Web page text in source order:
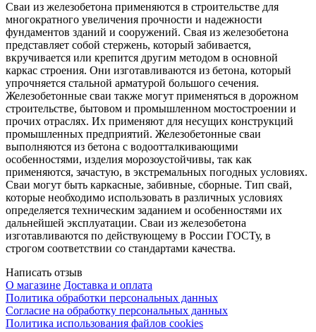
Сваи из железобетона применяются в строительстве для
многократного увеличения прочности и надежности
фундаментов зданий и сооружений. Свая из железобетона
представляет собой стержень, который забивается,
вкручивается или крепится другим методом в основной
каркас строения. Они изготавливаются из бетона, который
упрочняется стальной арматурой большого сечения.
Железобетонные сваи также могут применяться в дорожном
строительстве, бытовом и промышленном мостостроении и
прочих отраслях. Их применяют для несущих конструкций
промышленных предприятий. Железобетонные сваи
выполняются из бетона с водоотталкивающими
особенностями, изделия морозоустойчивы, так как
применяются, зачастую, в экстремальных погодных условиях.
Сваи могут быть каркасные, забивные, сборные. Тип свай,
которые необходимо использовать в различных условиях
определяется техническим заданием и особенностями их
дальнейшей эксплуатации. Сваи из железобетона
изготавливаются по действующему в России ГОСТу, в
строгом соответствии со стандартами качества.
Написать отзыв
О магазине Доставка и оплата
Политика обработки персональных данных
Согласие на обработку персональных данных
Политика использования файлов cookies